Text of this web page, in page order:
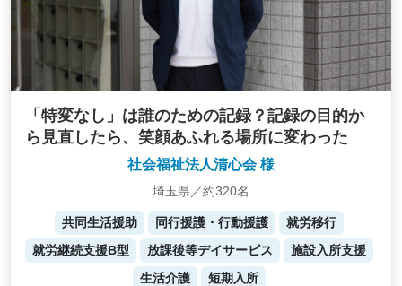
「特変なし」は誰のための記録？記録の目的か
ら見直したら、笑顔あふれる場所に変わった
社会福祉法人清心会 様
埼玉県／約320名
共同生活援助 同行援護・行動援護
就労移行
就労継続支援B型
放課後等デイサービス
施設入所支援
生活介護
短期入所